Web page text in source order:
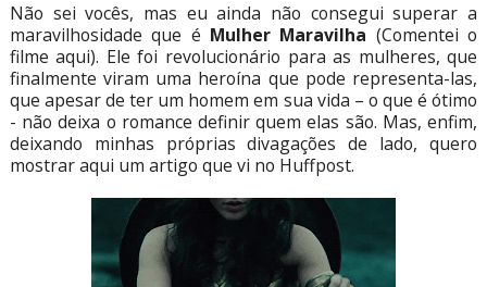
Não sei vocês, mas eu ainda não consegui superar a
maravilhosidade que é Mulher Maravilha (Comentei o
filme aqui). Ele foi revolucionário para as mulheres, que
finalmente viram uma heroína que pode representa-las,
que apesar de ter um homem em sua vida – o que é ótimo
- não deixa o romance definir quem elas são. Mas, enfim,
deixando minhas próprias divagações de lado, quero
mostrar aqui um artigo que vi no Huffpost.